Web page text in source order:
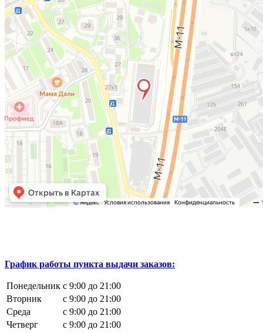
График работы пункта выдачи заказов:
Понедельник с 9:00 до 21:00
Вторник
с 9:00 до 21:00
Среда
с 9:00 до 21:00
Четверг
с 9:00 до 21:00